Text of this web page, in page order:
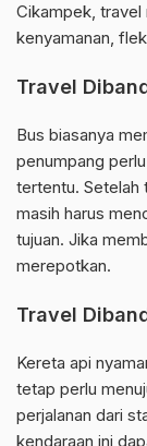
Cikampek, travel
kenyamanan,
Travel
Bus biasanya
penumpang
tertentu. Setelah
masih harus
tujuan. Jika
merepotkan.
Travel
Kereta api
tetap perlu
perjalanan dari
kendaraan ini